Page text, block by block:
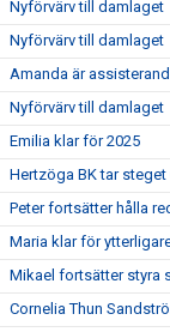
Nyförvärv till damlaget
Nyförvärv till damlaget
Amanda är
Nyförvärv till damlaget
Emilia klar för 2025
Hertzöga BK tar
Peter fortsätter hålla
Maria klar för
Mikael fortsätter styra
Cornelia Thun